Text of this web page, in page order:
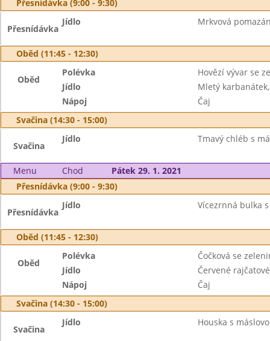
Přesnídávka (9:00 - 9:30)
Přesnídávka
Jídlo Mrkvová
Oběd (11:45 - 12:30)
Oběd
Polévka
Hovězí vývar se
Jídlo
Mletý
Nápoj
Čaj
Svačina (14:30 - 15:00)
Svačina
Jídlo Tmavý chléb s
Menu Chod
Pátek 29. 1. 2021
Přesnídávka (9:00 - 9:30)
Přesnídávka
Jídlo Vícezrnná bulka
Oběd (11:45 - 12:30)
Oběd
Polévka
Čočková se
Jídlo
Červené
Nápoj
Čaj
Svačina (14:30 - 15:00)
Svačina
Jídlo Houska s